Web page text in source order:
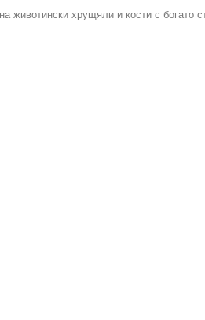
животински хрущяли и кости с богато